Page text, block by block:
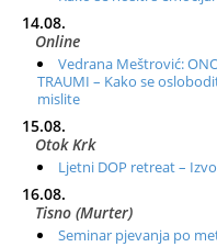
14.08.
Online
Vedrana Meštrović:
TRAUMI – Kako se
mislite
15.08.
Otok Krk
Ljetni DOP retreat –
16.08.
Tisno (Murter)
Seminar pjevanja po